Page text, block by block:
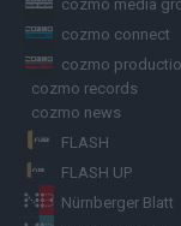
cozmo media
cozmo connect
cozmo
cozmo records
cozmo news
FLASH
FLASH UP
Nürnberger Blatt